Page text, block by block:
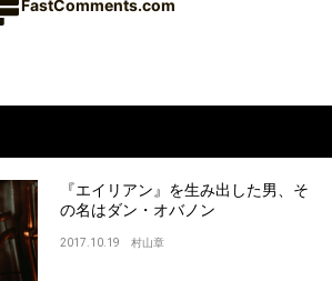
FastComments.com
『エイリアン』を生み出した男、そ
の名はダン・オバノン
2017.10.19 村山章